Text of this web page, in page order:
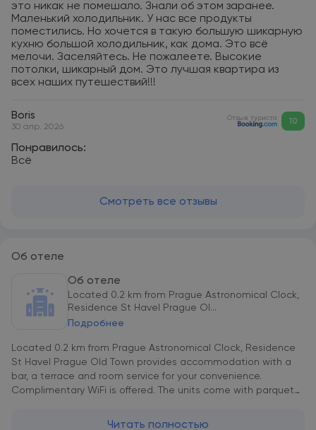
это никак не помешало. Знали об этом заранее.
Маленький холодильник. У нас все продукты
поместились. Но хочется в такую большую шикарную
кухню большой холодильник, как дома. Это всё
мелочи. Заселяйтесь. Не пожалеете. Высокие
потолки, шикарный дом. Это лучшая квартира из
всех наших путешествий!!!
Boris
30 апр. 2026
Отзыв туриста 10
Понравилось:
Всё
Смотреть все отзывы
Об отеле
Об отеле
Located 0.2 km from Prague Astronomical Clock,
Residence St Havel Prague Ol...
Подробнее
Located 0.2 km from Prague Astronomical Clock, Residence
St Havel Prague Old Town provides accommodation with a
bar, a terrace and room service for your convenience.
Complimentary WiFi is offered. The units come with parquet
a dining area, a flat-screen TV with satellite channels, and a
Читать полностью